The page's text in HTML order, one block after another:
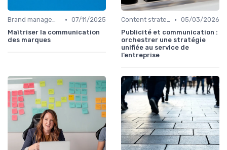
Brand management & branding • 07/11/2025
Maîtriser la communication
des marques
Content strategy & content marketing • 05/03/2026
Publicité et communication :
orchestrer une stratégie
unifiée au service de
l’entreprise